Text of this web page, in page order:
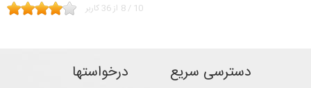
8 / 10 از 36 کاربر
دسترسی سریع درخواستها